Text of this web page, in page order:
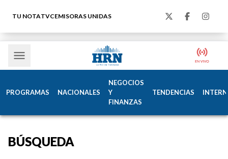
TU NOTATVCEMISORAS UNIDAS
PROGRAMAS NACIONALES
NEGOCIOS
Y
FINANZAS
TENDENCIAS
BÚSQUEDA